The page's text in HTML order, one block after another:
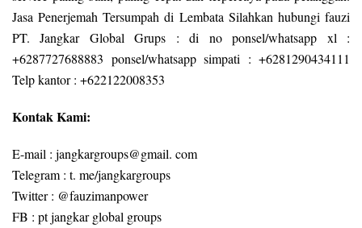
Jasa Penerjemah Tersumpah di Lembata Silahkan hubungi fauzi
PT. Jangkar Global Grups : di no ponsel/whatsapp xl :
+6287727688883 ponsel/whatsapp simpati : +6281290434111
Telp kantor : +622122008353
Kontak Kami:
E-mail : jangkargroups@gmail. com
Telegram : t. me/jangkargroups
Twitter : @fauzimanpower
FB : pt jangkar global groups